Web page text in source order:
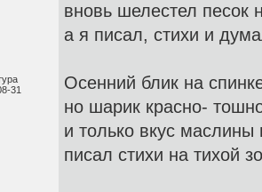
31
вновь шелестел песок
а я писал, стихи и
Осенний блик на
но шарик красно-
и только вкус
писал стихи на тихой